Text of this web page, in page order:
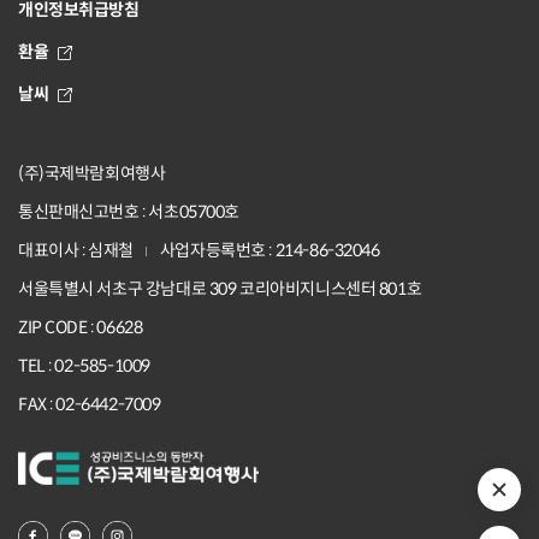
개인정보취급방침
환율
날씨
(주)국제박람회여행사
통신판매신고번호 : 서초05700호
대표이사 : 심재철
사업자등록번호 : 214-86-32046
서울특별시 서초구 강남대로 309 코리아비지니스센터 801호
ZIP CODE : 06628
TEL : 02-585-1009
FAX : 02-6442-7009